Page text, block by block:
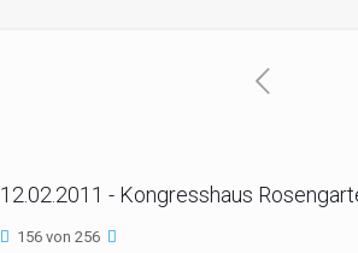
12.02.2011 - Kongresshaus
156 von 256